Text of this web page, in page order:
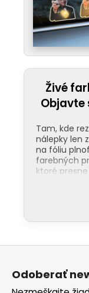
Živé
Objavte
Tam, kde
nálepky len
na fóliu
farebných
ktoré
slnku.
Z
Odoberať